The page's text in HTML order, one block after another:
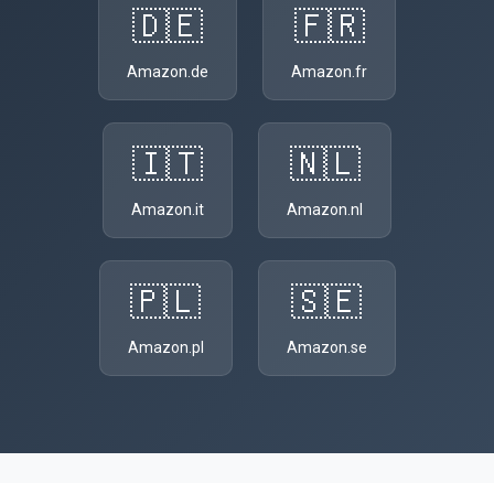
🇩🇪
Amazon.de
🇫🇷
Amazon.fr
🇮🇹
Amazon.it
🇳🇱
Amazon.nl
🇵🇱
Amazon.pl
🇸🇪
Amazon.se